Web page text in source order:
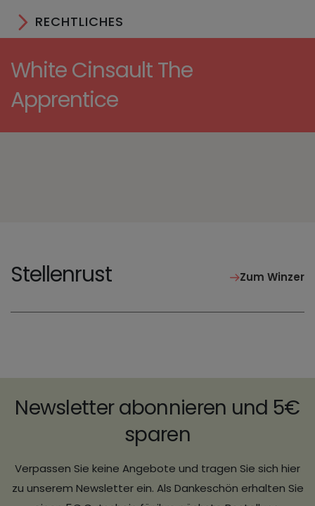
RECHTLICHES
White Cinsault The
Apprentice
Stellenrust Zum Winzer
Newsletter abonnieren und 5€
sparen
Verpassen Sie keine Angebote und tragen Sie sich hier
zu unserem Newsletter ein. Als Dankeschön erhalten Sie